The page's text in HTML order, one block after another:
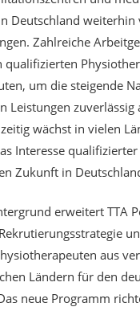
Deutschland weiterhin
Zahlreiche
qualifizierten
um die steigende
Leistungen zuverlässig
wächst in vielen
Interesse
Zukunft in
erweitert TTA
aus
Ländern für den
neue Programm